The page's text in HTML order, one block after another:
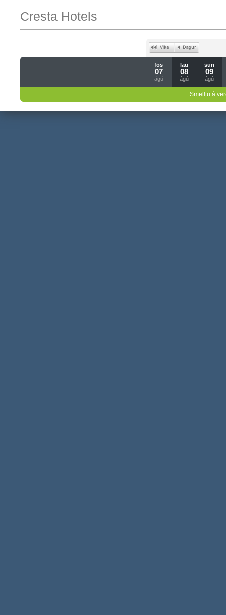
Cresta Hotels
fös
07
ágú
lau
08
ágú
sun
09
ágú
Smelltu á